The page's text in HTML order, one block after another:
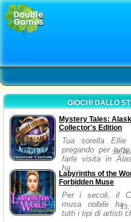
GIOCHI DALLO
Mystery Tales:
Collector's Edition
Tua sorella
pregando per
farle visita in
ha ...
30,
Labyrinths of the
Forbidden Muse
Per i secoli, il
musa nobile ha
tutti i tipi di artisti